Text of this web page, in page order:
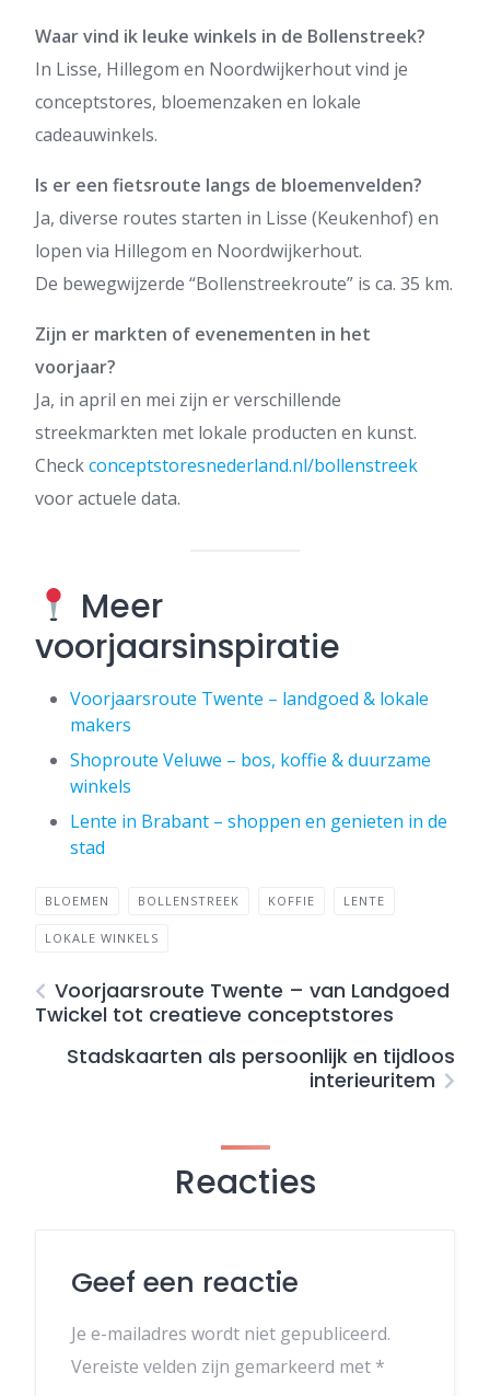
Waar vind ik leuke winkels in de Bollenstreek?
In Lisse, Hillegom en Noordwijkerhout vind je
conceptstores, bloemenzaken en lokale
cadeauwinkels.
Is er een fietsroute langs de bloemenvelden?
Ja, diverse routes starten in Lisse (Keukenhof) en
lopen via Hillegom en Noordwijkerhout.
De bewegwijzerde “Bollenstreekroute” is ca. 35 km.
Zijn er markten of evenementen in het
voorjaar?
Ja, in april en mei zijn er verschillende
streekmarkten met lokale producten en kunst.
Checkconceptstoresnederland.nl/bollenstreek
voor actuele data.
Meer
voorjaarsinspiratie
Voorjaarsroute Twente – landgoed & lokale
makers
Shoproute Veluwe – bos, koffie & duurzame
winkels
Lente in Brabant – shoppen en genieten in de
stad
BLOEMEN BOLLENSTREEK KOFFIE LENTE
LOKALE WINKELS
Voorjaarsroute Twente – van Landgoed
Twickel tot creatieve conceptstores
Stadskaarten als persoonlijk en tijdloos
interieuritem
Reacties
Geef een reactie
Je e-mailadres wordt niet gepubliceerd.
Vereiste velden zijn gemarkeerd met *